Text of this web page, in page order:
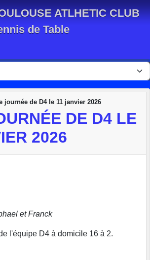
ATLHETIC CLUB
de Table
journée de D4 le 11 janvier 2026
DE D4 LE
2026
et Franck
l'équipe D4 à domicile 16 à 2.
cookies